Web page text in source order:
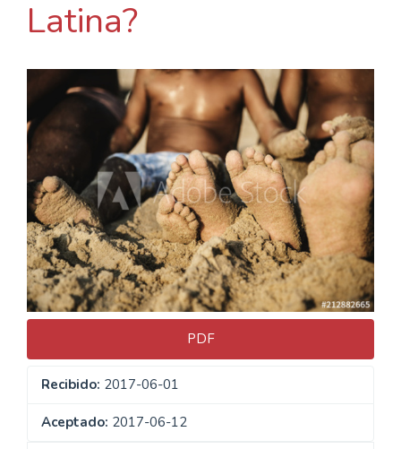
Latina?
Barra
lateral
del
artículo
PDF
Recibido: 2017-06-01
Aceptado: 2017-06-12